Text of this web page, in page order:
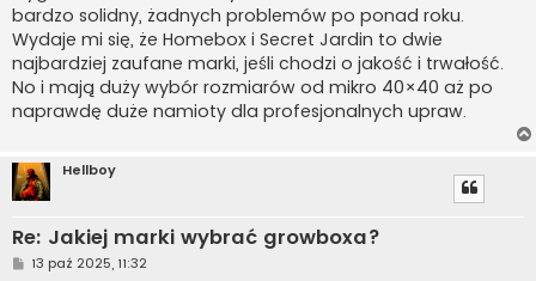
bardzo solidny, żadnych problemów po ponad roku.
Wydaje mi się, że Homebox i Secret Jardin to dwie
najbardziej zaufane marki, jeśli chodzi o jakość i trwałość.
No i mają duży wybór rozmiarów od mikro 40×40 aż po
naprawdę duże namioty dla profesjonalnych upraw.
Hellboy
Re: Jakiej marki wybrać growboxa?
P13 paź 2025, 11:32